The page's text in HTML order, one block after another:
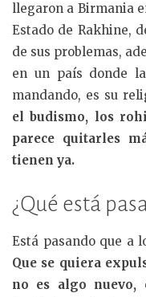
llegaron a Birmania
Estado de Rakhine,
de sus problemas,
en un país donde
mandando, es su
el budismo, los
parece quitarles
tienen ya.
¿Qué está
Está pasando que a
Que se quiera
no es algo nuevo,